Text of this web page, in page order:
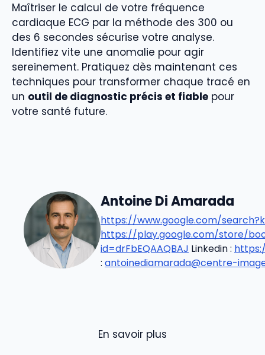
Maîtriser le calcul de votre fréquence
cardiaque ECG par la méthode des 300 ou
des 6 secondes sécurise votre analyse.
Identifiez vite une anomalie pour agir
sereinement. Pratiquez dès maintenant ces
techniques pour transformer chaque tracé en
un outil de diagnostic précis et fiable pour
votre santé future.
Antoine Di Amarada
https://www.google.com/
https://play.google.com/store/
id=drFbEQAAQBAJ Linkedin :
: antoinediamarada@centre-
En savoir plus